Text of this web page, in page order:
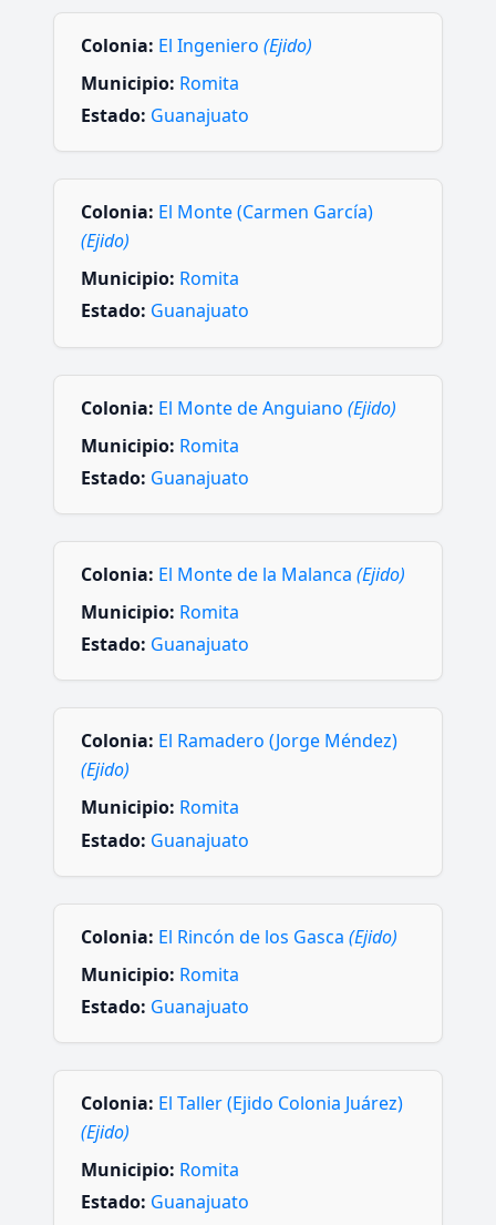
Colonia: El Ingeniero (Ejido)
Municipio: Romita
Estado: Guanajuato
Colonia: El Monte (Carmen García)
(Ejido)
Municipio: Romita
Estado: Guanajuato
Colonia: El Monte de Anguiano (Ejido)
Municipio: Romita
Estado: Guanajuato
Colonia: El Monte de la Malanca (Ejido)
Municipio: Romita
Estado: Guanajuato
Colonia: El Ramadero (Jorge Méndez)
(Ejido)
Municipio: Romita
Estado: Guanajuato
Colonia: El Rincón de los Gasca (Ejido)
Municipio: Romita
Estado: Guanajuato
Colonia: El Taller (Ejido Colonia Juárez)
(Ejido)
Municipio: Romita
Estado: Guanajuato